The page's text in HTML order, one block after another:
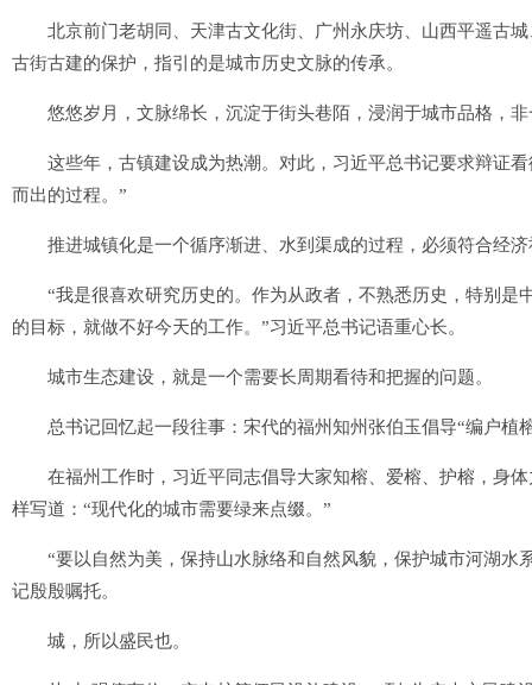
北京前门老胡同、天津古文化街、广州永庆坊、山西平遥古
古街古建的保护，指引的是城市历史文脉的传承。
悠悠岁月，文脉绵长，沉淀于街头巷陌，浸润于城市品格，非
这些年，古镇建设成为热潮。对此，习近平总书记要求辩证看
而出的过程。”
推进城镇化是一个循序渐进、水到渠成的过程，必须符合经济
“我是很喜欢研究历史的。作为从政者，不熟悉历史，特别是
的目标，就做不好今天的工作。”习近平总书记语重心长。
城市生态建设，就是一个需要长周期看待和把握的问题。
总书记回忆起一段往事：宋代的福州知州张伯玉倡导“编户植
在福州工作时，习近平同志倡导大家知榕、爱榕、护榕，身体
样写道：“现代化的城市需要绿来点缀。”
“要以自然为美，保持山水脉络和自然风貌，保护城市河湖水
记殷殷嘱托。
城，所以盛民也。